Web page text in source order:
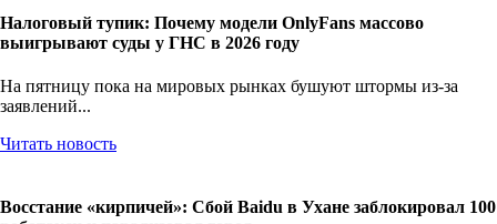
Налоговый тупик: Почему модели OnlyFans массово
выигрывают суды у ГНС в 2026 году
На пятницу пока на мировых рынках бушуют штормы из-за
заявлений...
Читать новость
Восстание «кирпичей»: Сбой Baidu в Ухане заблокировал 100